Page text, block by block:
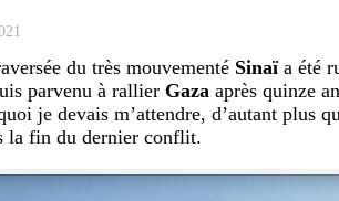
du très mouvementé Sinaï a été
parvenu à rallier Gaza après quinze
je devais m’attendre, d’autant plus
la fin du dernier conflit.